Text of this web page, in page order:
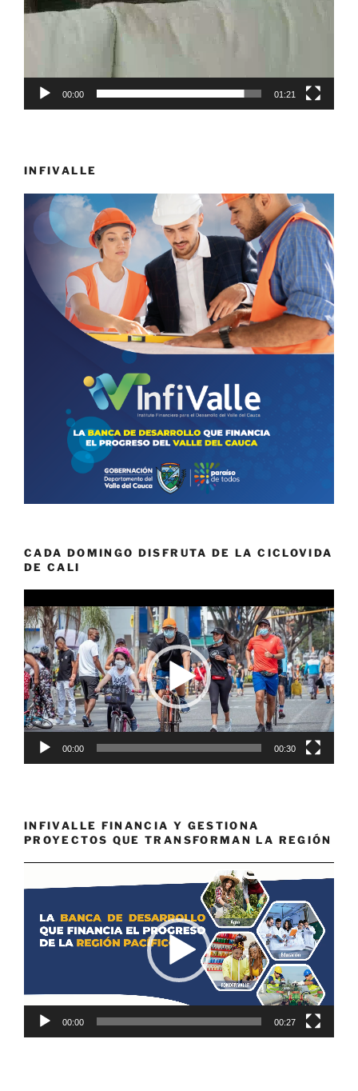
00:00 01:21
INFIVALLE
CADA DOMINGO DISFRUTA DE LA CICLOVIDA
DE CALI
de
vídeo
00:00 00:30
INFIVALLE FINANCIA Y GESTIONA
PROYECTOS QUE TRANSFORMAN LA REGIÓN
de
00:00 00:27